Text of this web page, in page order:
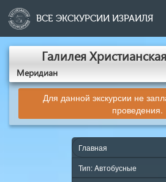
ВСЕ ЭКСКУРСИИ ИЗРАИЛЯ
Галилея
Меридиан
Для данной экскурсии не
проведения.
Главная
Тип: Aвтобусные